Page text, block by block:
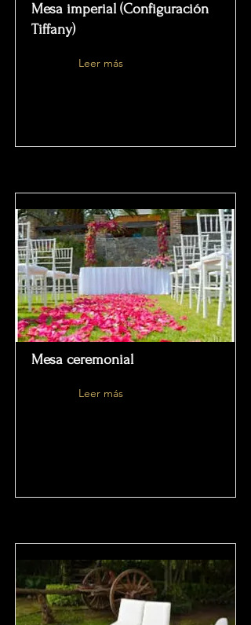
Mesa imperial (Configuración
Tiffany)
Leer más
Mesa ceremonial
Leer más